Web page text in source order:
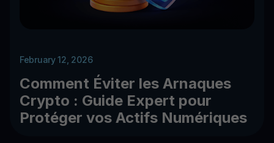
February 12, 2026
Comment Éviter les Arnaques
Crypto : Guide Expert pour
Protéger vos Actifs Numériques